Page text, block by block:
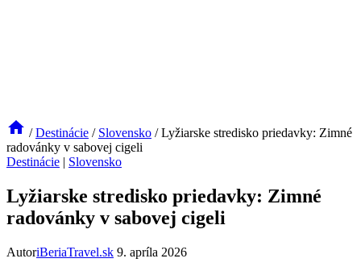
/ Destinácie / Slovensko / Lyžiarske stredisko priedavky: Zimné
radovánky v sabovej cigeli
Destinácie | Slovensko
Lyžiarske stredisko priedavky: Zimné
radovánky v sabovej cigeli
AutoriBeriaTravel.sk 9. apríla 2026